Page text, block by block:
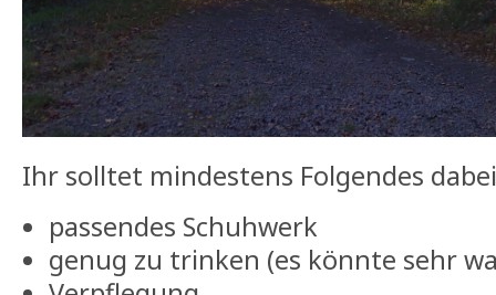
Ihr solltet mindestens Folgendes
passendes Schuhwerk
genug zu trinken (es könnte sehr